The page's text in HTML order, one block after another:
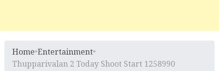
Home»Entertainment»
Thupparivalan 2 Today Shoot Start 1258990